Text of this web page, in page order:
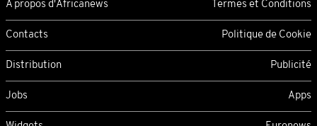
A propos d'Africanews Termes et Conditions
Contacts Politique de Cookie
Distribution Publicité
Jobs Apps